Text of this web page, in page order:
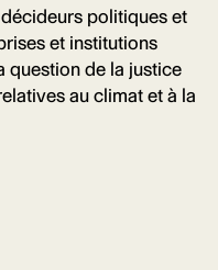
décideurs politiques et
et institutions
question de la justice
au climat et à la